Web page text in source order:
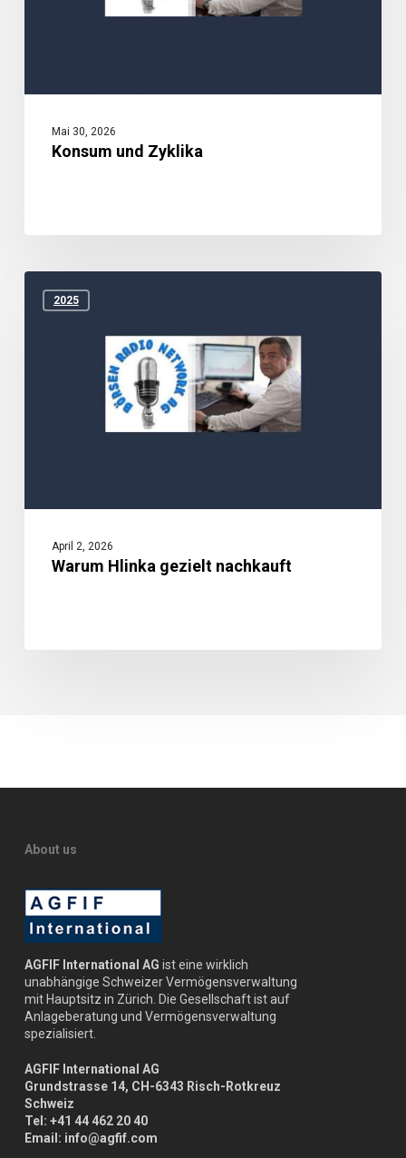
Mai 30, 2026
Konsum und Zyklika
2025
Warum
Hlinka
April 2, 2026
Warum Hlinka gezielt nachkauft
About us
AGFIF International AG ist eine wirklich
unabhängige Schweizer Vermögensverwaltung
mit Hauptsitz in Zürich. Die Gesellschaft ist auf
Anlageberatung und Vermögensverwaltung
spezialisiert.
AGFIF International AG
Grundstrasse 14, CH-6343 Risch-Rotkreuz
Schweiz
Tel: +41 44 462 20 40
Email: info@agfif.com